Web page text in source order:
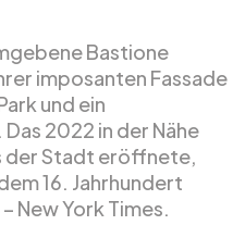
Bastione
imposanten Fassade
und ein
2022 in der Nähe
der Stadt eröffnete,
16. Jahrhundert
New York Times.